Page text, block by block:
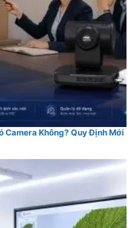
Camera Không? Quy Định Mới